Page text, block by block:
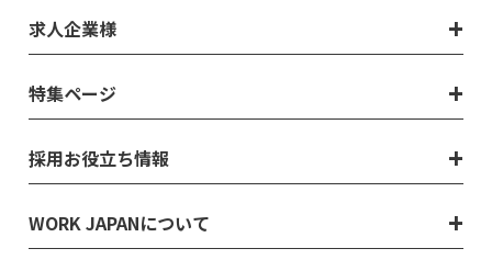
求人企業様
特集ページ
採用お役立ち情報
WORK JAPANについて